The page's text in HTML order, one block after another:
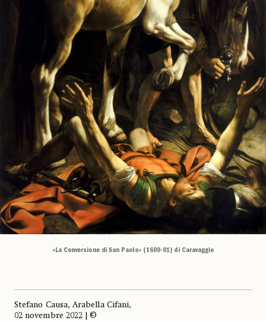
«La Conversione di San Paolo» (1600-01) di Caravaggio
Stefano Causa, Arabella Cifani,
02 novembre 2022 | ©